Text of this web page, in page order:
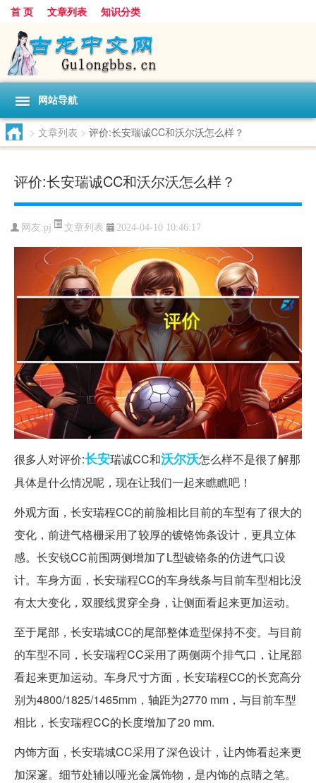
首 页 文章列表 知识分类
网站导航
> 文章列表 > 评价:长安瑞诚CC和沃尔沃怎么样？
评价:长安瑞诚CC和沃尔沃怎么样？
网友:pj 文章列表 2024-04-10 10:46:17
很多人对评价:长安瑞诚CC和沃尔沃怎么样不是很了解那
具体是什么情况呢，现在让我们一起来瞧瞧吧！
外观方面，长安瑞程CC的前脸相比目前的车型有了很大的
变化，前进气格栅采用了较厚的镀铬饰条设计，更具立体
感。长安锐CC前围两侧增加了L型镀铬条的仿进气口设
计。车身方面，长安瑞程CC的车身线条与目前车型相比没
有太大变化，双腰线贯穿全身，让侧面看起来更加运动。
至于尾部，长安瑞城CC的尾部整体造型保持不变。与目前
的车型不同，长安瑞程CC采用了两侧两个排气口，让尾部
看起来更加运动。车身尺寸方面，长安瑞程CC的长宽高分
别为4800/1825/1465mm，轴距为2770 mm，与目前车型
相比，长安瑞程CC的长度增加了20 mm.
内饰方面，长安瑞城CC采用了深色设计，让内饰看起来更
加深邃。细节处辅以哑光金属饰物，是内饰的点睛之笔。